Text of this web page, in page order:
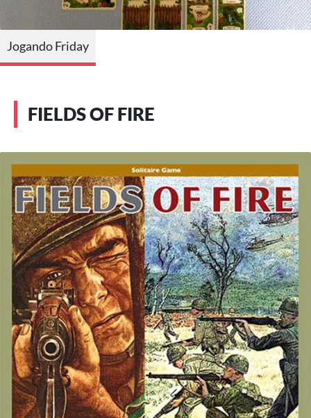
Jogando Friday
FIELDS OF FIRE